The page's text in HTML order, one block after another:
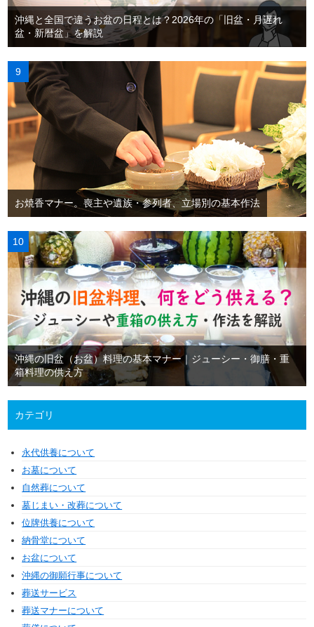
沖縄と全国で違うお盆の日程とは？2026年の「旧盆・月遅れ
盆・新暦盆」を解説
お焼香マナー。喪主や遺族・参列者、立場別の基本作法
沖縄の旧盆（お盆）料理の基本マナー｜ジューシー・御膳・重
箱料理の供え方
カテゴリ
永代供養について
お墓について
自然葬について
墓じまい・改葬について
位牌供養について
納骨堂について
お盆について
沖縄の御願行事について
葬送サービス
葬送マナーについて